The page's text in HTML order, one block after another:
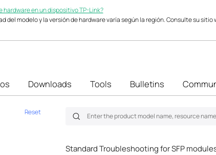
hardware en un dispositivo TP-Link?
del modelo y la versión de hardware varía según la región. Consulte su
Downloads Tools Bulletins
Reset
Standard Troubleshooting for SFP